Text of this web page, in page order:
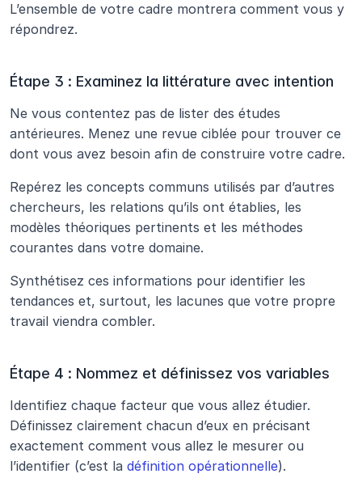
L’ensemble de votre cadre montrera comment vous y
répondrez.
Étape 3 : Examinez la littérature avec intention
Ne vous contentez pas de lister des études
antérieures. Menez une revue ciblée pour trouver ce
dont vous avez besoin afin de construire votre cadre.
Repérez les concepts communs utilisés par d’autres
chercheurs, les relations qu’ils ont établies, les
modèles théoriques pertinents et les méthodes
courantes dans votre domaine.
Synthétisez ces informations pour identifier les
tendances et, surtout, les lacunes que votre propre
travail viendra combler.
Étape 4 : Nommez et définissez vos variables
Identifiez chaque facteur que vous allez étudier.
Définissez clairement chacun d’eux en précisant
exactement comment vous allez le mesurer ou
l’identifier (c’est la définition opérationnelle).